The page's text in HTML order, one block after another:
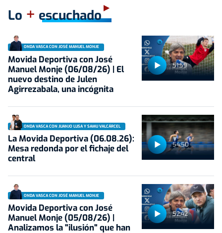
Lo + escuchado
51:59
ONDA VASCA CON JOSÉ MANUEL MONJE
Movida Deportiva con José
Manuel Monje (06/08/26) | El
nuevo destino de Julen
Agirrezabala, una incógnita
54:50
ONDA VASCA CON JUANJO LUSA Y SAMU VALCÁRCEL
La Movida Deportiva (06.08.26):
Mesa redonda por el fichaje del
central
52:42
ONDA VASCA CON JOSÉ MANUEL MONJE
Movida Deportiva con José
Manuel Monje (05/08/26) |
Analizamos la "ilusión" que han